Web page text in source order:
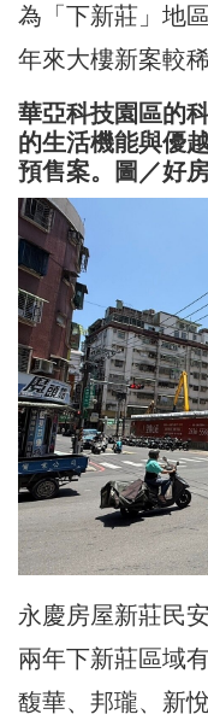
為「下新莊」地
年來大樓新案較稀
華亞科技園區的
的生活機能與優
預售案。圖／好
永慶房屋新莊民
兩年下新莊區域
馥華、邦瓏、新